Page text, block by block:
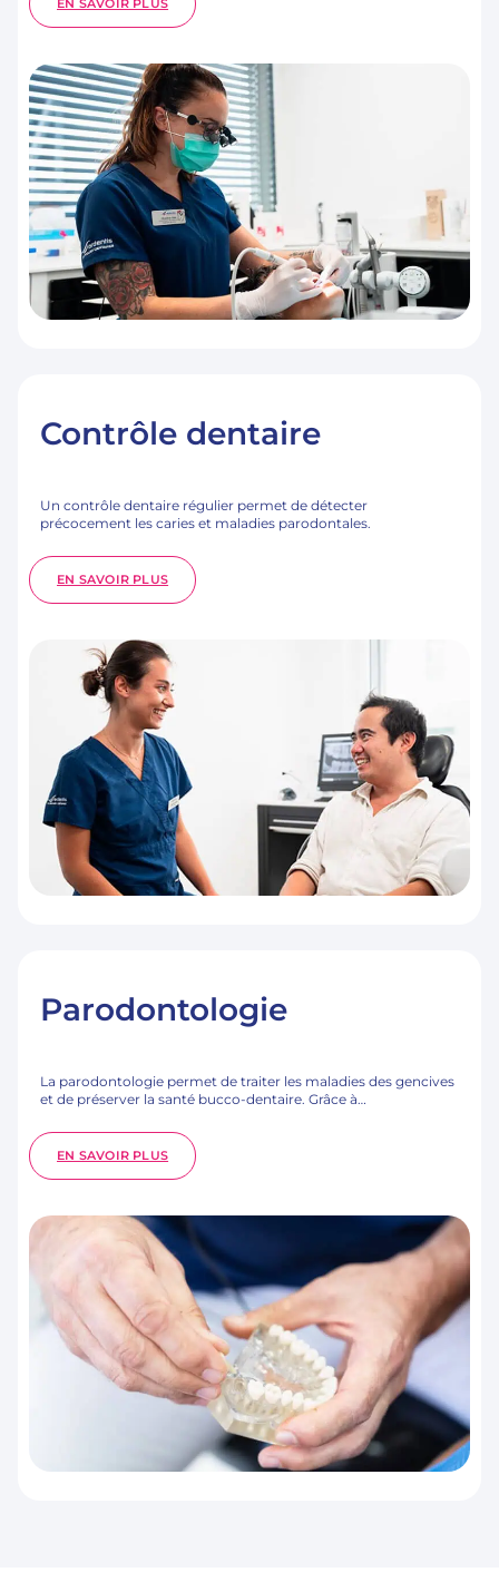
EN SAVOIR PLUS
DÉTARTRAGE
Contrôle dentaire
Un contrôle dentaire régulier permet de détecter
précocement les caries et maladies parodontales.
EN SAVOIR PLUS:
CONTRÔLE
Parodontologie
La parodontologie permet de traiter les maladies des gencives
et de préserver la santé bucco-dentaire. Grâce à…
EN SAVOIR PLUS:
PARODONTOLOGIE